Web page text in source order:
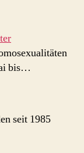
bis…
seit 1985